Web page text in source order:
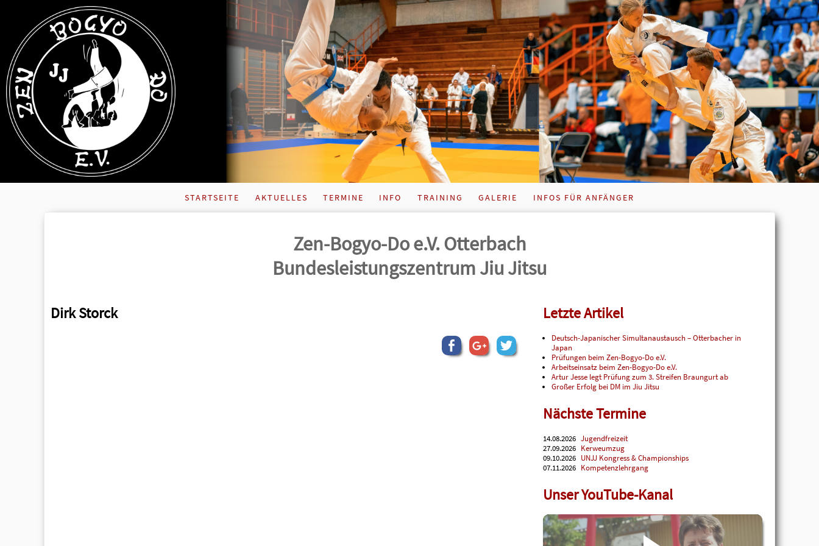
STARTSEITE AKTUELLES TERMINE INFO TRAINING GALERIE INFOS FÜR ANFÄNGER
Zen-Bogyo-Do e.V. Otterbach
Bundes­leistungs­zentrum Jiu Jitsu
Dirk Storck Letzte Artikel
Deutsch-Japanischer Simultanaustausch – Otterbacher in
Japan
Prüfungen beim Zen-Bogyo-Do e.V.
Arbeitseinsatz beim Zen-Bogyo-Do e.V.
Artur Jesse legt Prüfung zum 3. Streifen Braungurt ab
Großer Erfolg bei DM im Jiu Jitsu
Nächste Termine
14.08.2026 Jugendfreizeit
27.09.2026 Kerweumzug
09.10.2026 UNJJ Kongress & Championships
07.11.2026 Kompetenzlehrgang
Unser YouTube-Kanal